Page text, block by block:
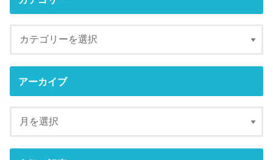
アーカイブ